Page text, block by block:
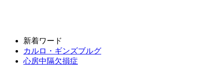
新着ワード
カルロ・ギンズブルグ
心房中隔欠損症